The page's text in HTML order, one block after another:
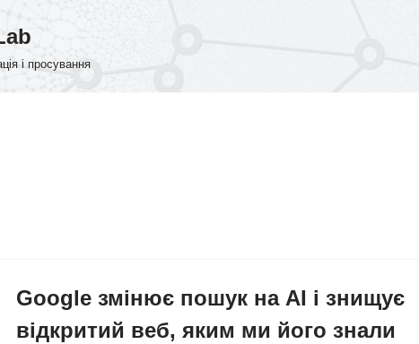
і просування
Google змінює пошук на AI і знищує
відкритий веб, яким ми його знали